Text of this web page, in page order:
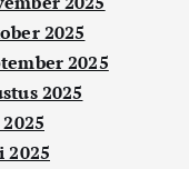
2025
2025
2025
2025